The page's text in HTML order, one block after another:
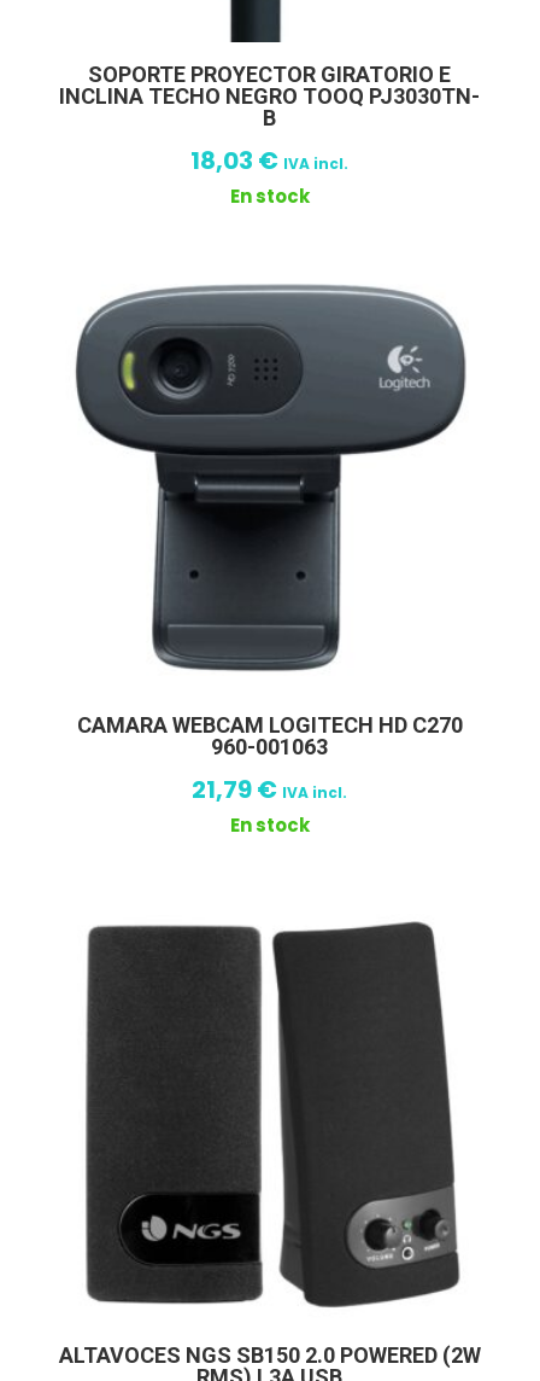
SOPORTE PROYECTOR GIRATORIO E
INCLINA TECHO NEGRO TOOQ PJ3030TN-
B
18,03 € IVA incl.
En stock
CAMARA WEBCAM LOGITECH HD C270
960-001063
21,79€ IVA incl.
En stock
ALTAVOCES NGS SB150 2.0 POWERED (2W